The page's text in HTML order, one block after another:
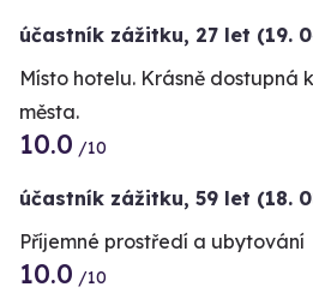
účastník zážitku, 27 let (19.
Místo hotelu. Krásně dostupná
města.
10.0 /10
účastník zážitku, 59 let (18.
Příjemné prostředí a ubytování
10.0 /10